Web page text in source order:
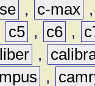
, c-max
c5 , c6 ,
,
,